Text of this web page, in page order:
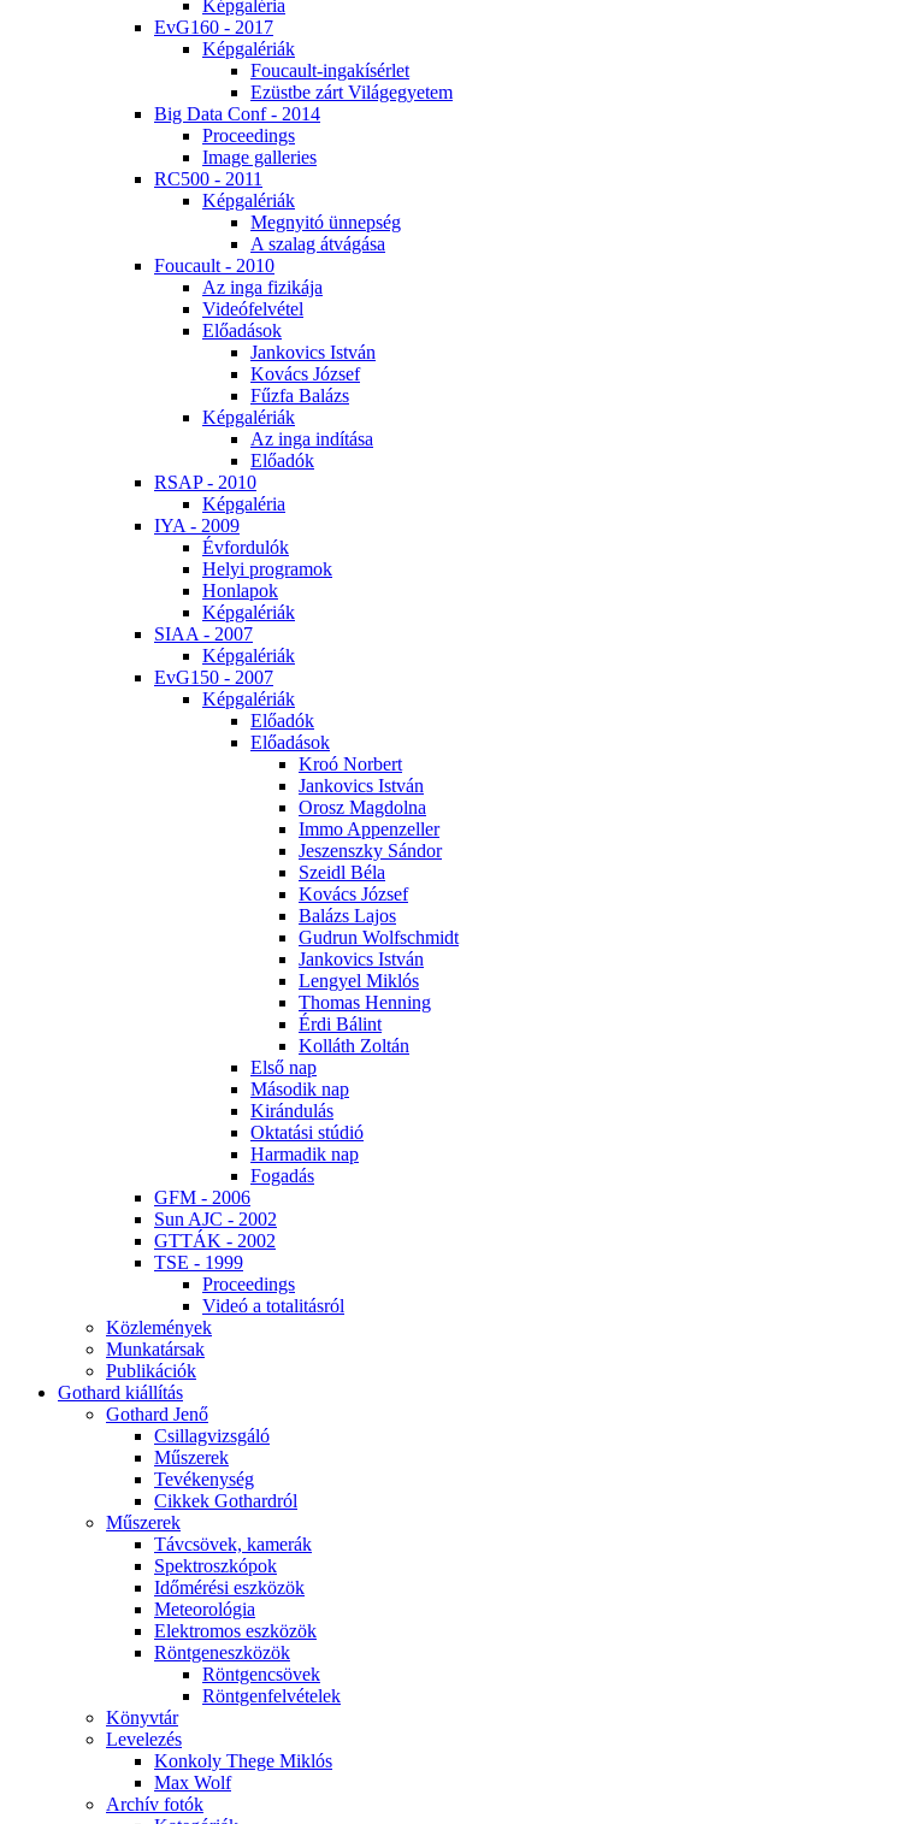
Kép­ga­lé­ria
EvG160 - 2017
Kép­ga­lé­ri­ák
Fo­u­ca­ult-in­ga­kí­sér­let
Ezüst­be zárt Vi­lág­egye­tem
Big Da­ta Conf - 2014
Pro­ce­e­dings
Image gal­le­ri­es
RC500 - 2011
Kép­ga­lé­ri­ák
Meg­nyi­tó ün­nep­ség
A sza­lag át­vá­gá­sa
Fo­u­ca­ult - 2010
Az in­ga fi­zi­ká­ja
Vi­de­ó­fel­vé­tel
Elő­adá­sok
Jan­ko­vics Ist­ván
Ko­vács Jó­zsef
Fűz­fa Ba­lázs
Kép­ga­lé­ri­ák
Az in­ga in­dí­tá­sa
Elő­adók
RSAP - 2010
Kép­ga­lé­ria
IYA - 2009
Év­for­du­lók
He­lyi prog­ra­mok
Hon­la­pok
Kép­ga­lé­ri­ák
SI­AA - 2007
Kép­ga­lé­ri­ák
EvG150 - 2007
Kép­ga­lé­ri­ák
Elő­adók
Elő­adá­sok
Kroó Nor­bert
Jan­ko­vics Ist­ván
Orosz Mag­dol­na
Im­mo Ap­pen­zel­ler
Je­szensz­ky Sán­dor
Szeidl Bé­la
Ko­vács Jó­zsef
Ba­lázs La­jos
Gud­run Wolfsch­midt
Jan­ko­vics Ist­ván
Len­gyel Mik­lós
Tho­mas Hen­ning
Ér­di Bá­lint
Kol­láth Zol­tán
El­ső nap
Má­so­dik nap
Ki­rán­du­lás
Ok­ta­tá­si stú­dió
Har­ma­dik nap
Fo­ga­dás
GFM - 2006
Sun AJC - 2002
GT­TÁK - 2002
TSE - 1999
Pro­ce­e­dings
Vi­deó a to­ta­li­tás­ról
Köz­le­mé­nyek
Mun­ka­tár­sak
Pub­li­ká­ci­ók
Got­hard ki­ál­lí­tás
Got­hard Je­nő
Csil­lag­vizs­gá­ló
Mű­sze­rek
Te­vé­keny­ség
Cik­kek Got­hard­ról
Mű­sze­rek
Táv­csö­vek, ka­me­rák
Spekt­rosz­kó­pok
Idő­mé­ré­si esz­kö­zök
Me­te­o­ro­ló­gia
Elekt­ro­mos esz­kö­zök
Rönt­gen­esz­kö­zök
Rönt­gen­csö­vek
Rönt­gen­fel­vé­te­lek
Könyv­tár
Le­ve­le­zés
Kon­koly The­ge Mik­lós
Max Wolf
Ar­chív fo­tók